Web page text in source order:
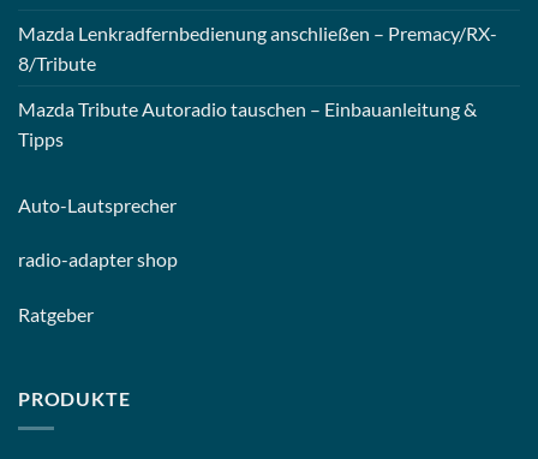
Mazda Lenkradfernbedienung anschließen – Premacy/RX-
8/Tribute
Mazda Tribute Autoradio tauschen – Einbauanleitung &
Tipps
Auto-Lautsprecher
radio-adapter shop
Ratgeber
PRODUKTE